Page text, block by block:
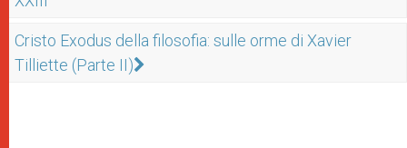
Cristo Exodus della filosofia: sulle orme di Xavier
Tilliette (Parte II)